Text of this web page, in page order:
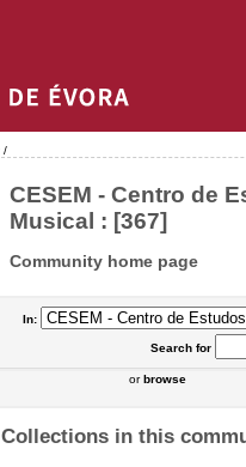
/
CESEM - Centro de
Musical : [367]
Community home page
In:
Searchfor
orbrowse
Collections in this